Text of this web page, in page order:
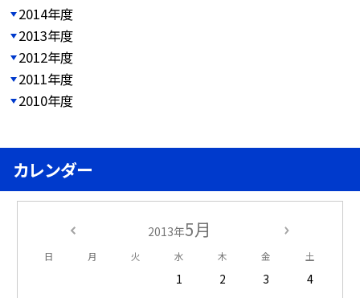
2014年度
2013年度
2012年度
2011年度
2010年度
カレンダー
2013年5月
日 月 火 水 木 金 土
1 2 3
4